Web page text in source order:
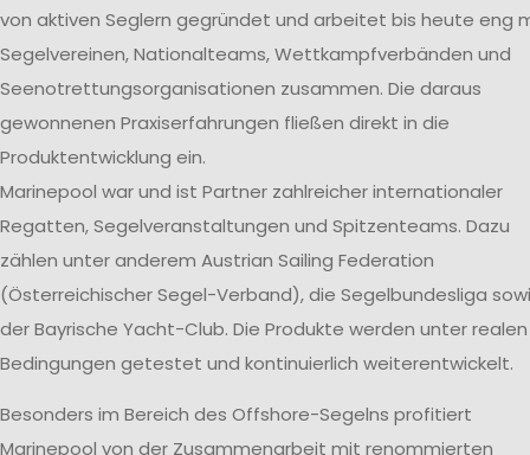
von aktiven Seglern gegründet und arbeitet bis heute eng
Segelvereinen, Nationalteams, Wettkampfverbänden und
Seenotrettungsorganisationen zusammen. Die daraus
gewonnenen Praxiserfahrungen fließen direkt in die
Produktentwicklung ein.
Marinepool war und ist Partner zahlreicher internationaler
Regatten, Segelveranstaltungen und Spitzenteams. Dazu
zählen unter anderem Austrian Sailing Federation
(Österreichischer Segel-Verband), die Segelbundesliga
der Bayrische Yacht-Club. Die Produkte werden unter realen
Bedingungen getestet und kontinuierlich weiterentwickelt.
Besonders im Bereich des Offshore-Segelns profitiert
Marinepool von der Zusammenarbeit mit renommierten